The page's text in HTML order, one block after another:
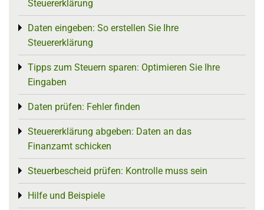
Steuererklärung
Daten eingeben: So erstellen Sie Ihre
Steuererklärung
Toggle menu
Tipps zum Steuern sparen: Optimieren Sie Ihre
Eingaben
Toggle menu
Daten prüfen: Fehler finden
Toggle menu
Steuererklärung abgeben: Daten an das
Finanzamt schicken
Toggle menu
Steuerbescheid prüfen: Kontrolle muss sein
Toggle menu
Hilfe und Beispiele
Toggle menu